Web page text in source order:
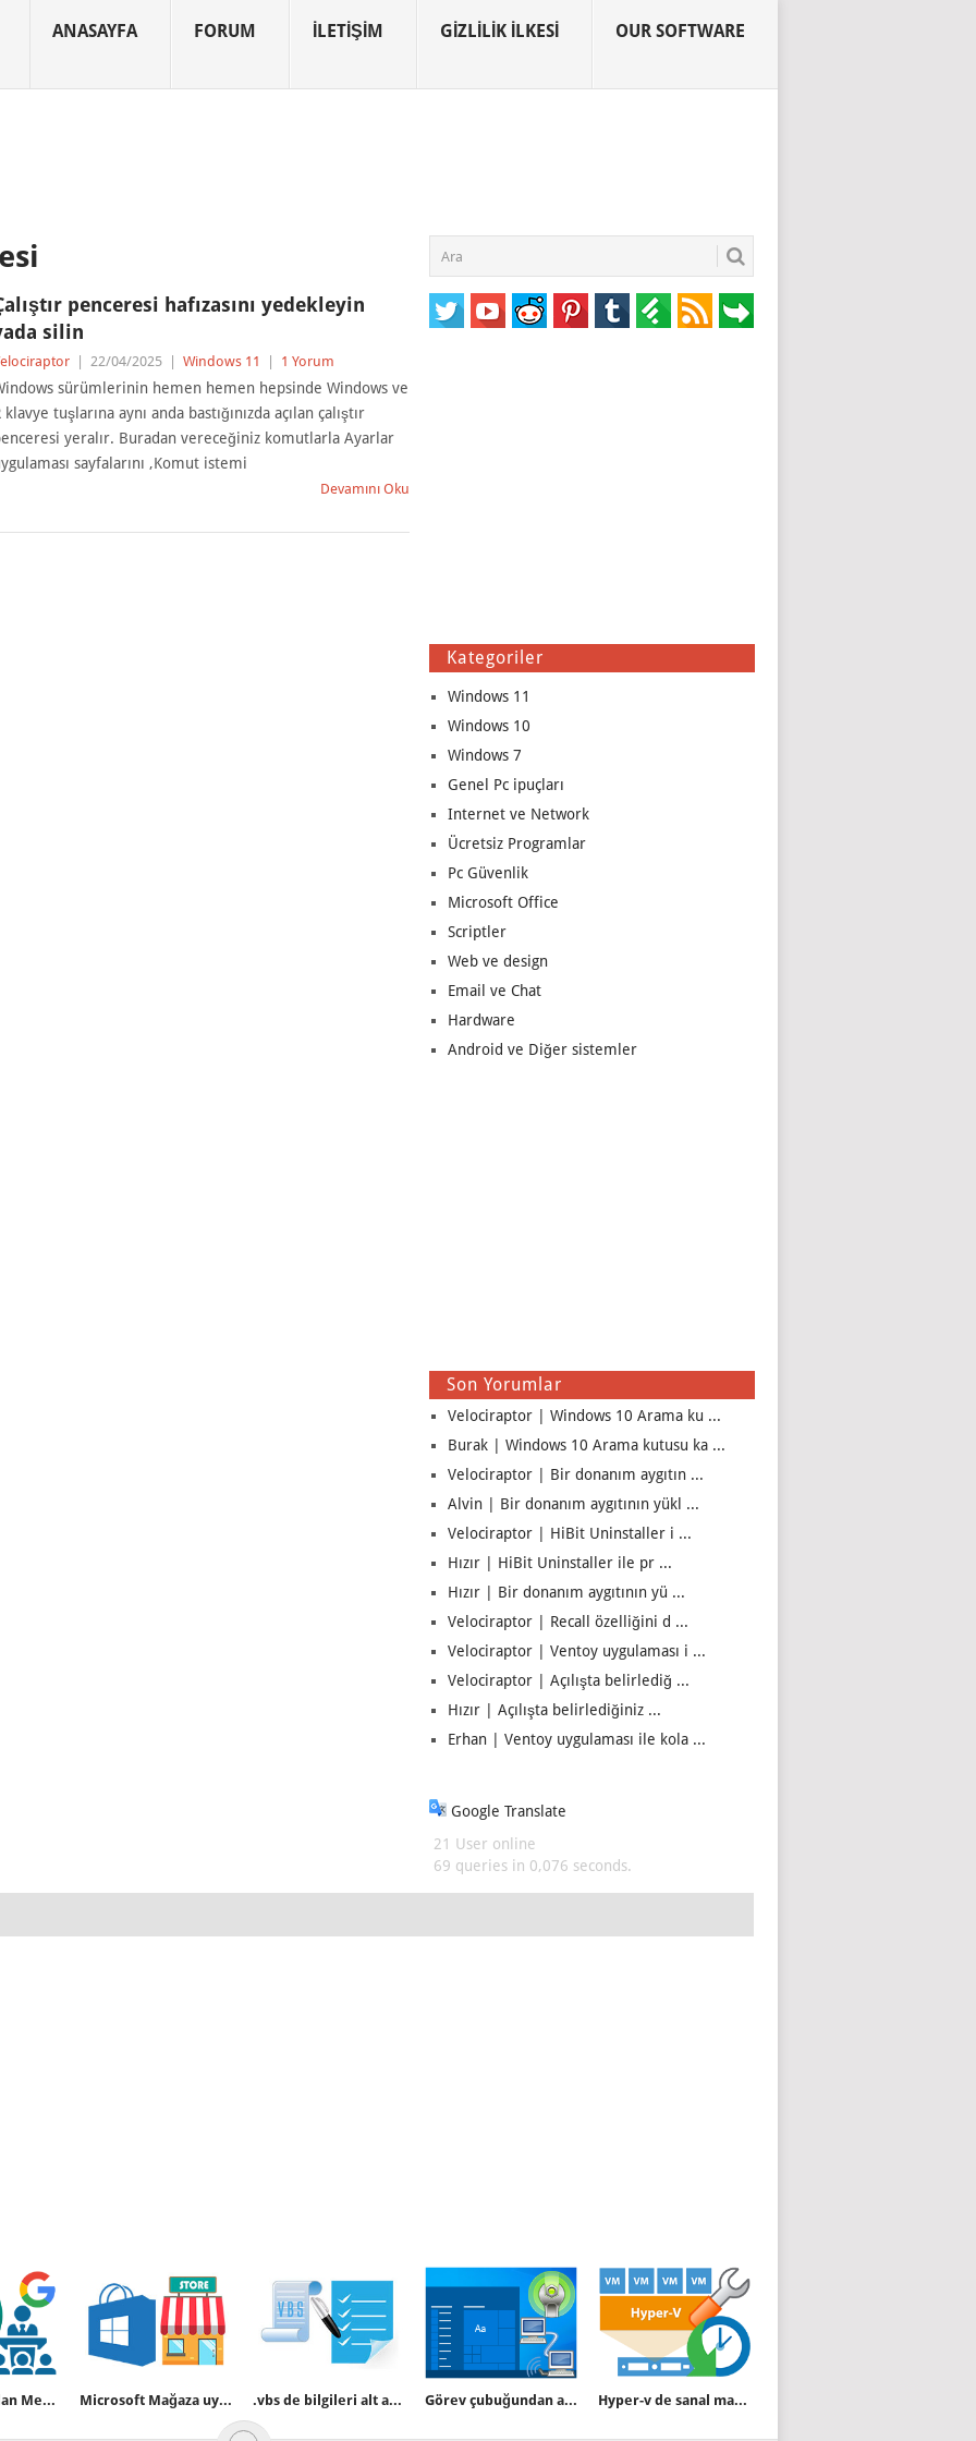
ANASAYFA FORUM İLETIŞIM GIZLILIK İLKESI OUR SOFTWARE
penceresi hafızasını yedekleyin
silin
22/04/2025 Windows 11 1 Yorum
sürümlerinin hemen hemen hepsinde Windows ve
klavye tuşlarına aynı anda bastığınızda açılan çalıştır
yeralır. Buradan vereceğiniz komutlarla Ayarlar
sayfalarını ,Komut istemi
Devamını Oku
Kategoriler
Windows 11
Windows 10
Windows 7
Genel Pc ipuçları
Internet ve Network
Ücretsiz Programlar
Pc Güvenlik
Microsoft Office
Scriptler
Web ve design
Email ve Chat
Hardware
Android ve Diğer sistemler
Son Yorumlar
Velociraptor | Windows 10 Arama ku ...
Burak | Windows 10 Arama kutusu ka ...
Velociraptor | Bir donanım aygıtın ...
Alvin | Bir donanım aygıtının yükl ...
Velociraptor | HiBit Uninstaller i ...
Hızır | HiBit Uninstaller ile pr ...
Hızır | Bir donanım aygıtının yü ...
Velociraptor | Recall özelliğini d ...
Velociraptor | Ventoy uygulaması i ...
Velociraptor | Açılışta belirlediğ ...
Hızır | Açılışta belirlediğiniz ...
Erhan | Ventoy uygulaması ile kola ...
Google Translate
21 User online
69 queries in 0,076 seconds.
Gmailde yeralan Meet (Toplantı) Özelliğini kaldırın Microsoft Mağaza uygulaması nasıl yasaklanır .vbs de bilgileri alt alta sıralı vermek Görev çubuğundan ağ bağlantılarını yönetin Hyper-v de sanal makinaları dışa aktarmak